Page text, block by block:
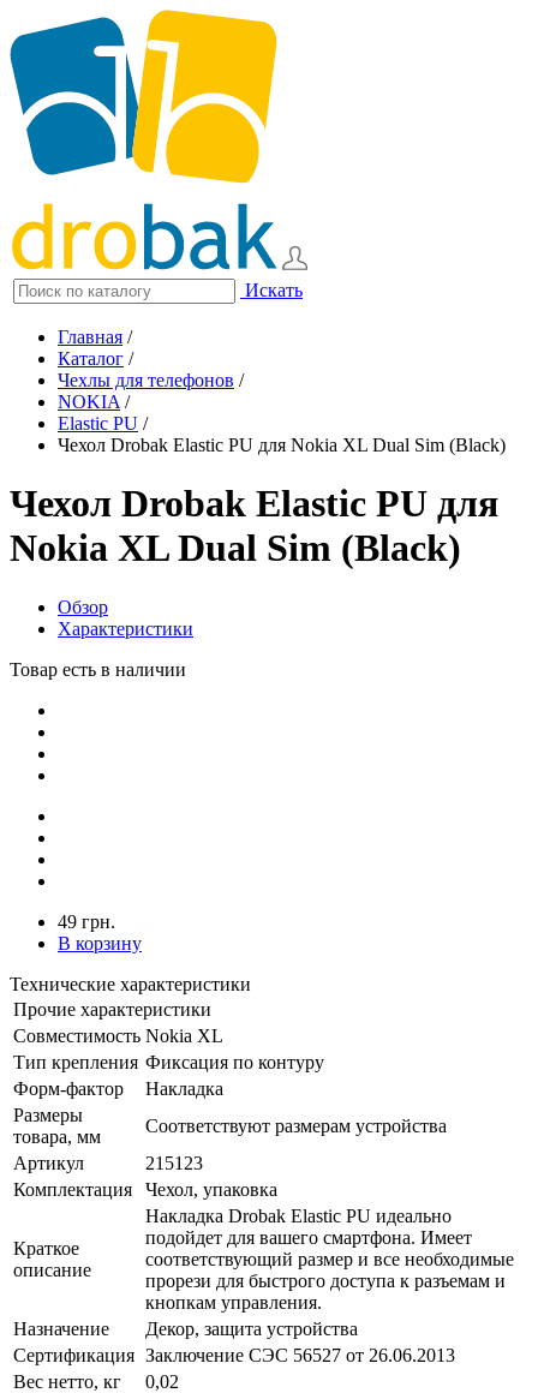
Искать
Главная /
Каталог /
Чехлы для телефонов /
NOKIA /
Elastic PU /
Чехол Drobak Elastic PU для Nokia XL Dual Sim (Black)
Чехол Drobak Elastic PU для
Nokia XL Dual Sim (Black)
Обзор
Характеристики
Товар есть в наличии
49 грн.
В корзину
Технические характеристики
Прочие характеристики
Совместимость Nokia XL
Тип крепления Фиксация по контуру
Форм-фактор
Накладка
Размеры
товара, мм
Соответствуют размерам устройства
Артикул
215123
Комплектация
Чехол, упаковка
Краткое
описание
Накладка Drobak Elastic PU идеально
подойдет для вашего смартфона. Имеет
соответствующий размер и все необходимые
прорези для быстрого доступа к разъемам и
кнопкам управления.
Назначение
Декор, защита устройства
Сертификация Заключение СЭС 56527 от 26.06.2013
Вес нетто, кг
0,02